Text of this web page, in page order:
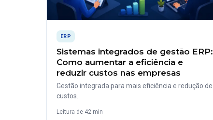
ERP
Sistemas integrados de gestão ERP:
Como aumentar a eficiência e
reduzir custos nas empresas
Gestão integrada para mais eficiência e redução de
custos.
Leitura de 42 min